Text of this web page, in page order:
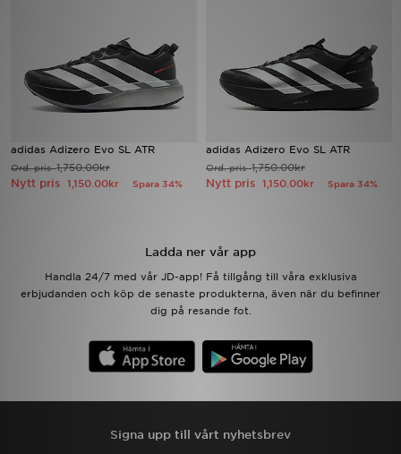
adidas Adizero Evo SL ATR
Ord. pris1,750.00kr
Nytt pris 1,150.00kr Spara 34%
adidas Adizero Evo SL ATR
Ord. pris1,750.00kr
Nytt pris 1,150.00kr Spara 34%
Ladda ner vår app
Handla 24/7 med vår JD-app! Få tillgång till våra exklusiva
erbjudanden och köp de senaste produkterna, även när du befinner
dig på resande fot.
Signa upp till vårt nyhetsbrev
Bästsäljare
Sport
Fotboll
Ladda ner appen
Mina meddelanden